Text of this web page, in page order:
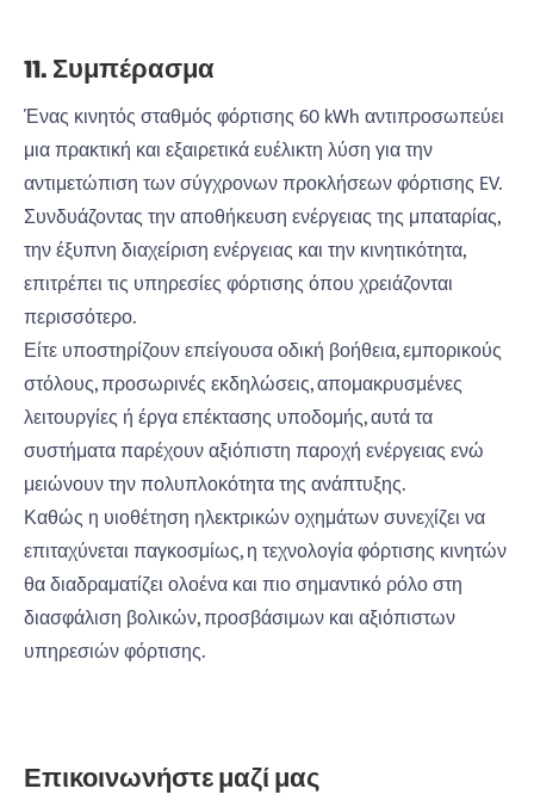
11. Συμπέρασμα
Ένας κινητός σταθμός φόρτισης 60 kWh αντιπροσωπεύει
μια πρακτική και εξαιρετικά ευέλικτη λύση για την
αντιμετώπιση των σύγχρονων προκλήσεων φόρτισης EV.
Συνδυάζοντας την αποθήκευση ενέργειας της μπαταρίας,
την έξυπνη διαχείριση ενέργειας και την κινητικότητα,
επιτρέπει τις υπηρεσίες φόρτισης όπου χρειάζονται
περισσότερο.
Είτε υποστηρίζουν επείγουσα οδική βοήθεια, εμπορικούς
στόλους, προσωρινές εκδηλώσεις, απομακρυσμένες
λειτουργίες ή έργα επέκτασης υποδομής, αυτά τα
συστήματα παρέχουν αξιόπιστη παροχή ενέργειας ενώ
μειώνουν την πολυπλοκότητα της ανάπτυξης.
Καθώς η υιοθέτηση ηλεκτρικών οχημάτων συνεχίζει να
επιταχύνεται παγκοσμίως, η τεχνολογία φόρτισης κινητών
θα διαδραματίζει ολοένα και πιο σημαντικό ρόλο στη
διασφάλιση βολικών, προσβάσιμων και αξιόπιστων
υπηρεσιών φόρτισης.
Επικοινωνήστε μαζί μας